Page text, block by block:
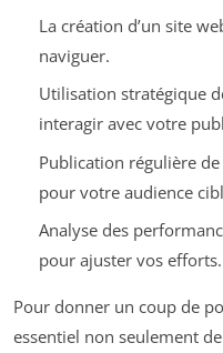
La création d’un site
naviguer.
Utilisation stratégique
interagir avec votre
Publication régulière
pour votre audience
Analyse des
pour ajuster vos efforts.
Pour donner un coup de
essentiel non seulement